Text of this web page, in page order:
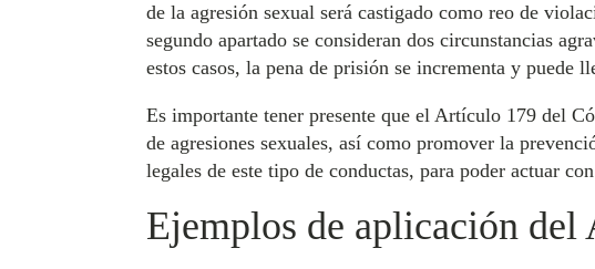
de la agresión sexual será castigado como reo de
segundo apartado se consideran dos circunstancias
estos casos, la pena de prisión se incrementa y puede
Es importante tener presente que el Artículo 179 del
de agresiones sexuales, así como promover la
legales de este tipo de conductas, para poder actuar
Ejemplos de aplicación